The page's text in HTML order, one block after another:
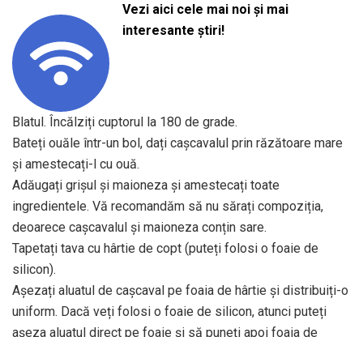
Vezi aici cele mai noi și mai
interesante știri!
Blatul. Încălziți cuptorul la 180 de grade.
Bateți ouăle într-un bol, dați cașcavalul prin răzătoare mare
și amestecați-l cu ouă.
Adăugați grișul și maioneza și amestecați toate
ingredientele. Vă recomandăm să nu sărați compoziția,
deoarece cașcavalul și maioneza conțin sare.
Tapetați tava cu hârtie de copt (puteți folosi o foaie de
silicon).
Așezați aluatul de cașcaval pe foaia de hârtie și distribuiți-o
uniform. Dacă veți folosi o foaie de silicon, atunci puteți
așeza aluatul direct pe foaie și să puneți apoi foaia de